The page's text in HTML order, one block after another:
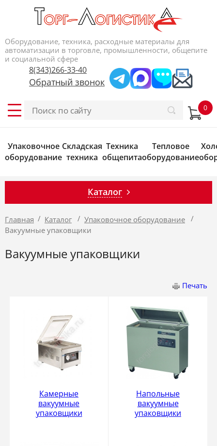
Оборудование, техника, расходные материалы для
автоматизации в торговле, промышленности, общепите
и социальной сфере
8(343)266-33-40
Обратный звонок
Упаковочное
оборудование
Складская
техника
Техника
общепита
Тепловое
оборудование
Каталог
Главная / Каталог / Упаковочное оборудование /
Вакуумные упаковщики
Вакуумные упаковщики
Печать
Камерные
вакуумные
упаковщики
Напольные
вакуумные
упаковщики